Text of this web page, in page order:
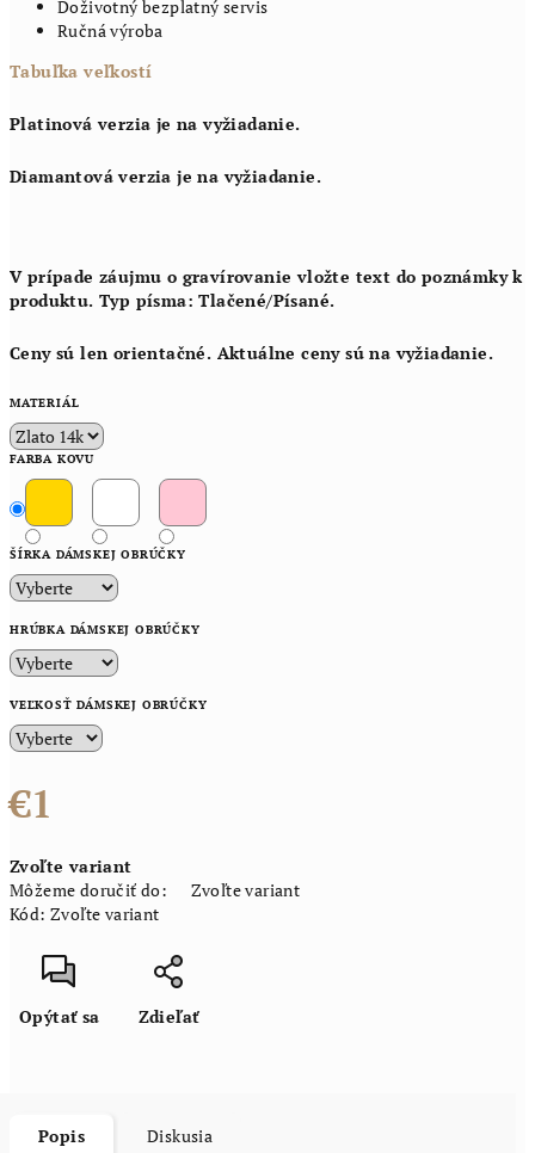
Doživotný bezplatný servis
Ručná výroba
Tabuľka veľkostí
Platinová verzia je na vyžiadanie.
Diamantová verzia je na vyžiadanie.
V prípade záujmu o gravírovanie vložte text do poznámky k
produktu. Typ písma: Tlačené/Písané.
Ceny sú len orientačné. Aktuálne ceny sú na vyžiadanie.
MATERIÁL
FARBA KOVU
ŠÍRKA DÁMSKEJ OBRÚČKY
HRÚBKA DÁMSKEJ OBRÚČKY
VEĽKOSŤ DÁMSKEJ OBRÚČKY
€1
cena:
Zvoľte variant
Môžeme doručiť do:
Zvoľte variant
Kód: Zvoľte variant
Opýtať sa Zdieľať
Popis Diskusia